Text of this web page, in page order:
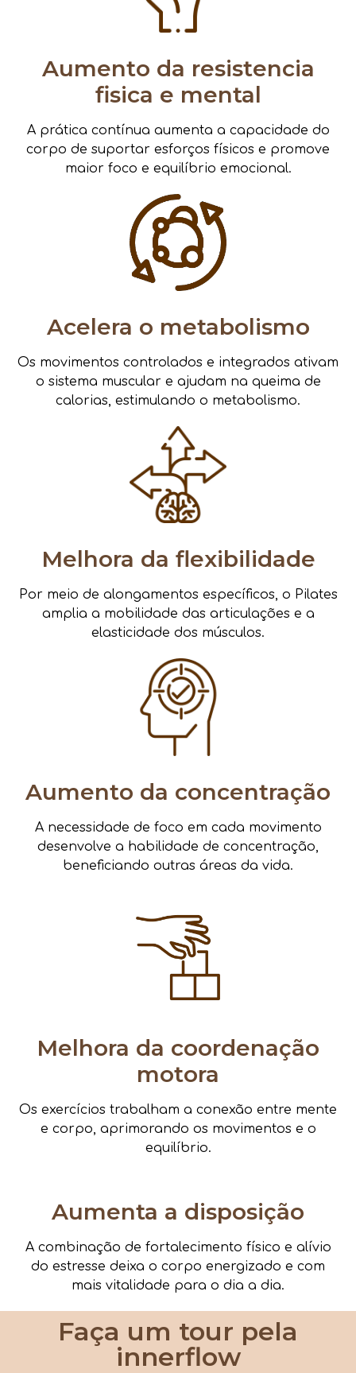
Aumento da resistencia
fisica e mental
A prática contínua aumenta a capacidade do
corpo de suportar esforços físicos e promove
maior foco e equilíbrio emocional.
Acelera o metabolismo
Os movimentos controlados e integrados ativam
o sistema muscular e ajudam na queima de
calorias, estimulando o metabolismo.
Melhora da flexibilidade
Por meio de alongamentos específicos, o Pilates
amplia a mobilidade das articulações e a
elasticidade dos músculos.
Aumento da concentração
A necessidade de foco em cada movimento
desenvolve a habilidade de concentração,
beneficiando outras áreas da vida.
Melhora da coordenação
motora
Os exercícios trabalham a conexão entre mente
e corpo, aprimorando os movimentos e o
equilíbrio.
Aumenta a disposição
A combinação de fortalecimento físico e alívio
do estresse deixa o corpo energizado e com
mais vitalidade para o dia a dia.
Faça um tour pela
innerflow